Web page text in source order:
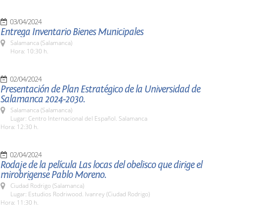
03/04/2024
Entrega Inventario Bienes Municipales
Salamanca (Salamanca)
Hora: 10:30 h.
02/04/2024
Presentación de Plan Estratégico de la Universidad de
Salamanca 2024-2030.
Salamanca (Salamanca)
Lugar: Centro Internacional del Español. Salamanca
Hora: 12:30 h.
02/04/2024
Rodaje de la película Las locas del obelisco que dirige el
mirobrigense Pablo Moreno.
Ciudad Rodrigo (Salamanca)
Lugar: Estudios Rodriwood. Ivanrey (Ciudad Rodrigo)
Hora: 11:30 h.